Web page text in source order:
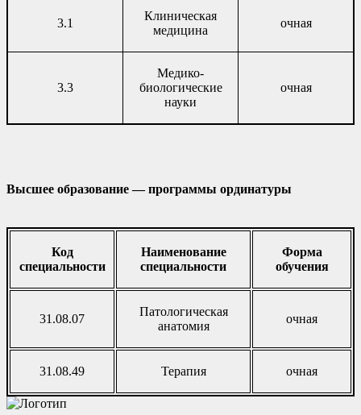
3.1
Клиническая
медицина
очная
3.3
Медико-
биологические
науки
очная
Высшее образование — программы ординатуры
Код
специальности
Наименование
специальности
Форма
обучения
31.08.07
Патологическая
анатомия
очная
31.08.49 Терапия очная